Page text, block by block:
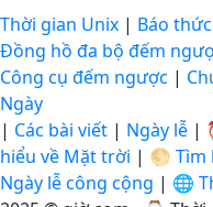
Thời gian Unix | Báo thức
Đồng hồ đa bộ đếm
Công cụ đếm ngược |
Ngày
| Các bài viết | Ngày lễ |
hiểu về Mặt trời | 🌕 Tìm
Ngày lễ công cộng | 🌐